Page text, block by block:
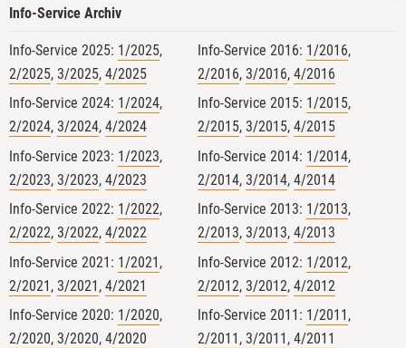
4
Info-Service Archiv
Info-Service 2025: 1/2025,
2/2025,3/2025,4/2025
Info-Service 2024: 1/2024,
2/2024,3/2024,4/2024
Info-Service 2023: 1/2023,
2/2023,3/2023,4/2023
Info-Service 2022: 1/2022,
2/2022,3/2022,4/2022
Info-Service 2021: 1/2021 ,
2/2021 ,3/2021 ,4/2021
Info-Service 2020: 1/2020,
2/2020,3/2020,4/2020
Info-Service 2016: 1/2016,
2/2016,3/2016,4/2016
Info-Service 2015: 1/2015,
2/2015,3/2015,4/2015
Info-Service 2014: 1/2014,
2/2014,3/2014,4/2014
Info-Service 2013: 1/2013,
2/2013,3/2013,4/2013
Info-Service 2012: 1/2012,
2/2012,3/2012,4/2012
Info-Service 2011: 1/2011 ,
2/2011 ,3/2011 ,4/2011